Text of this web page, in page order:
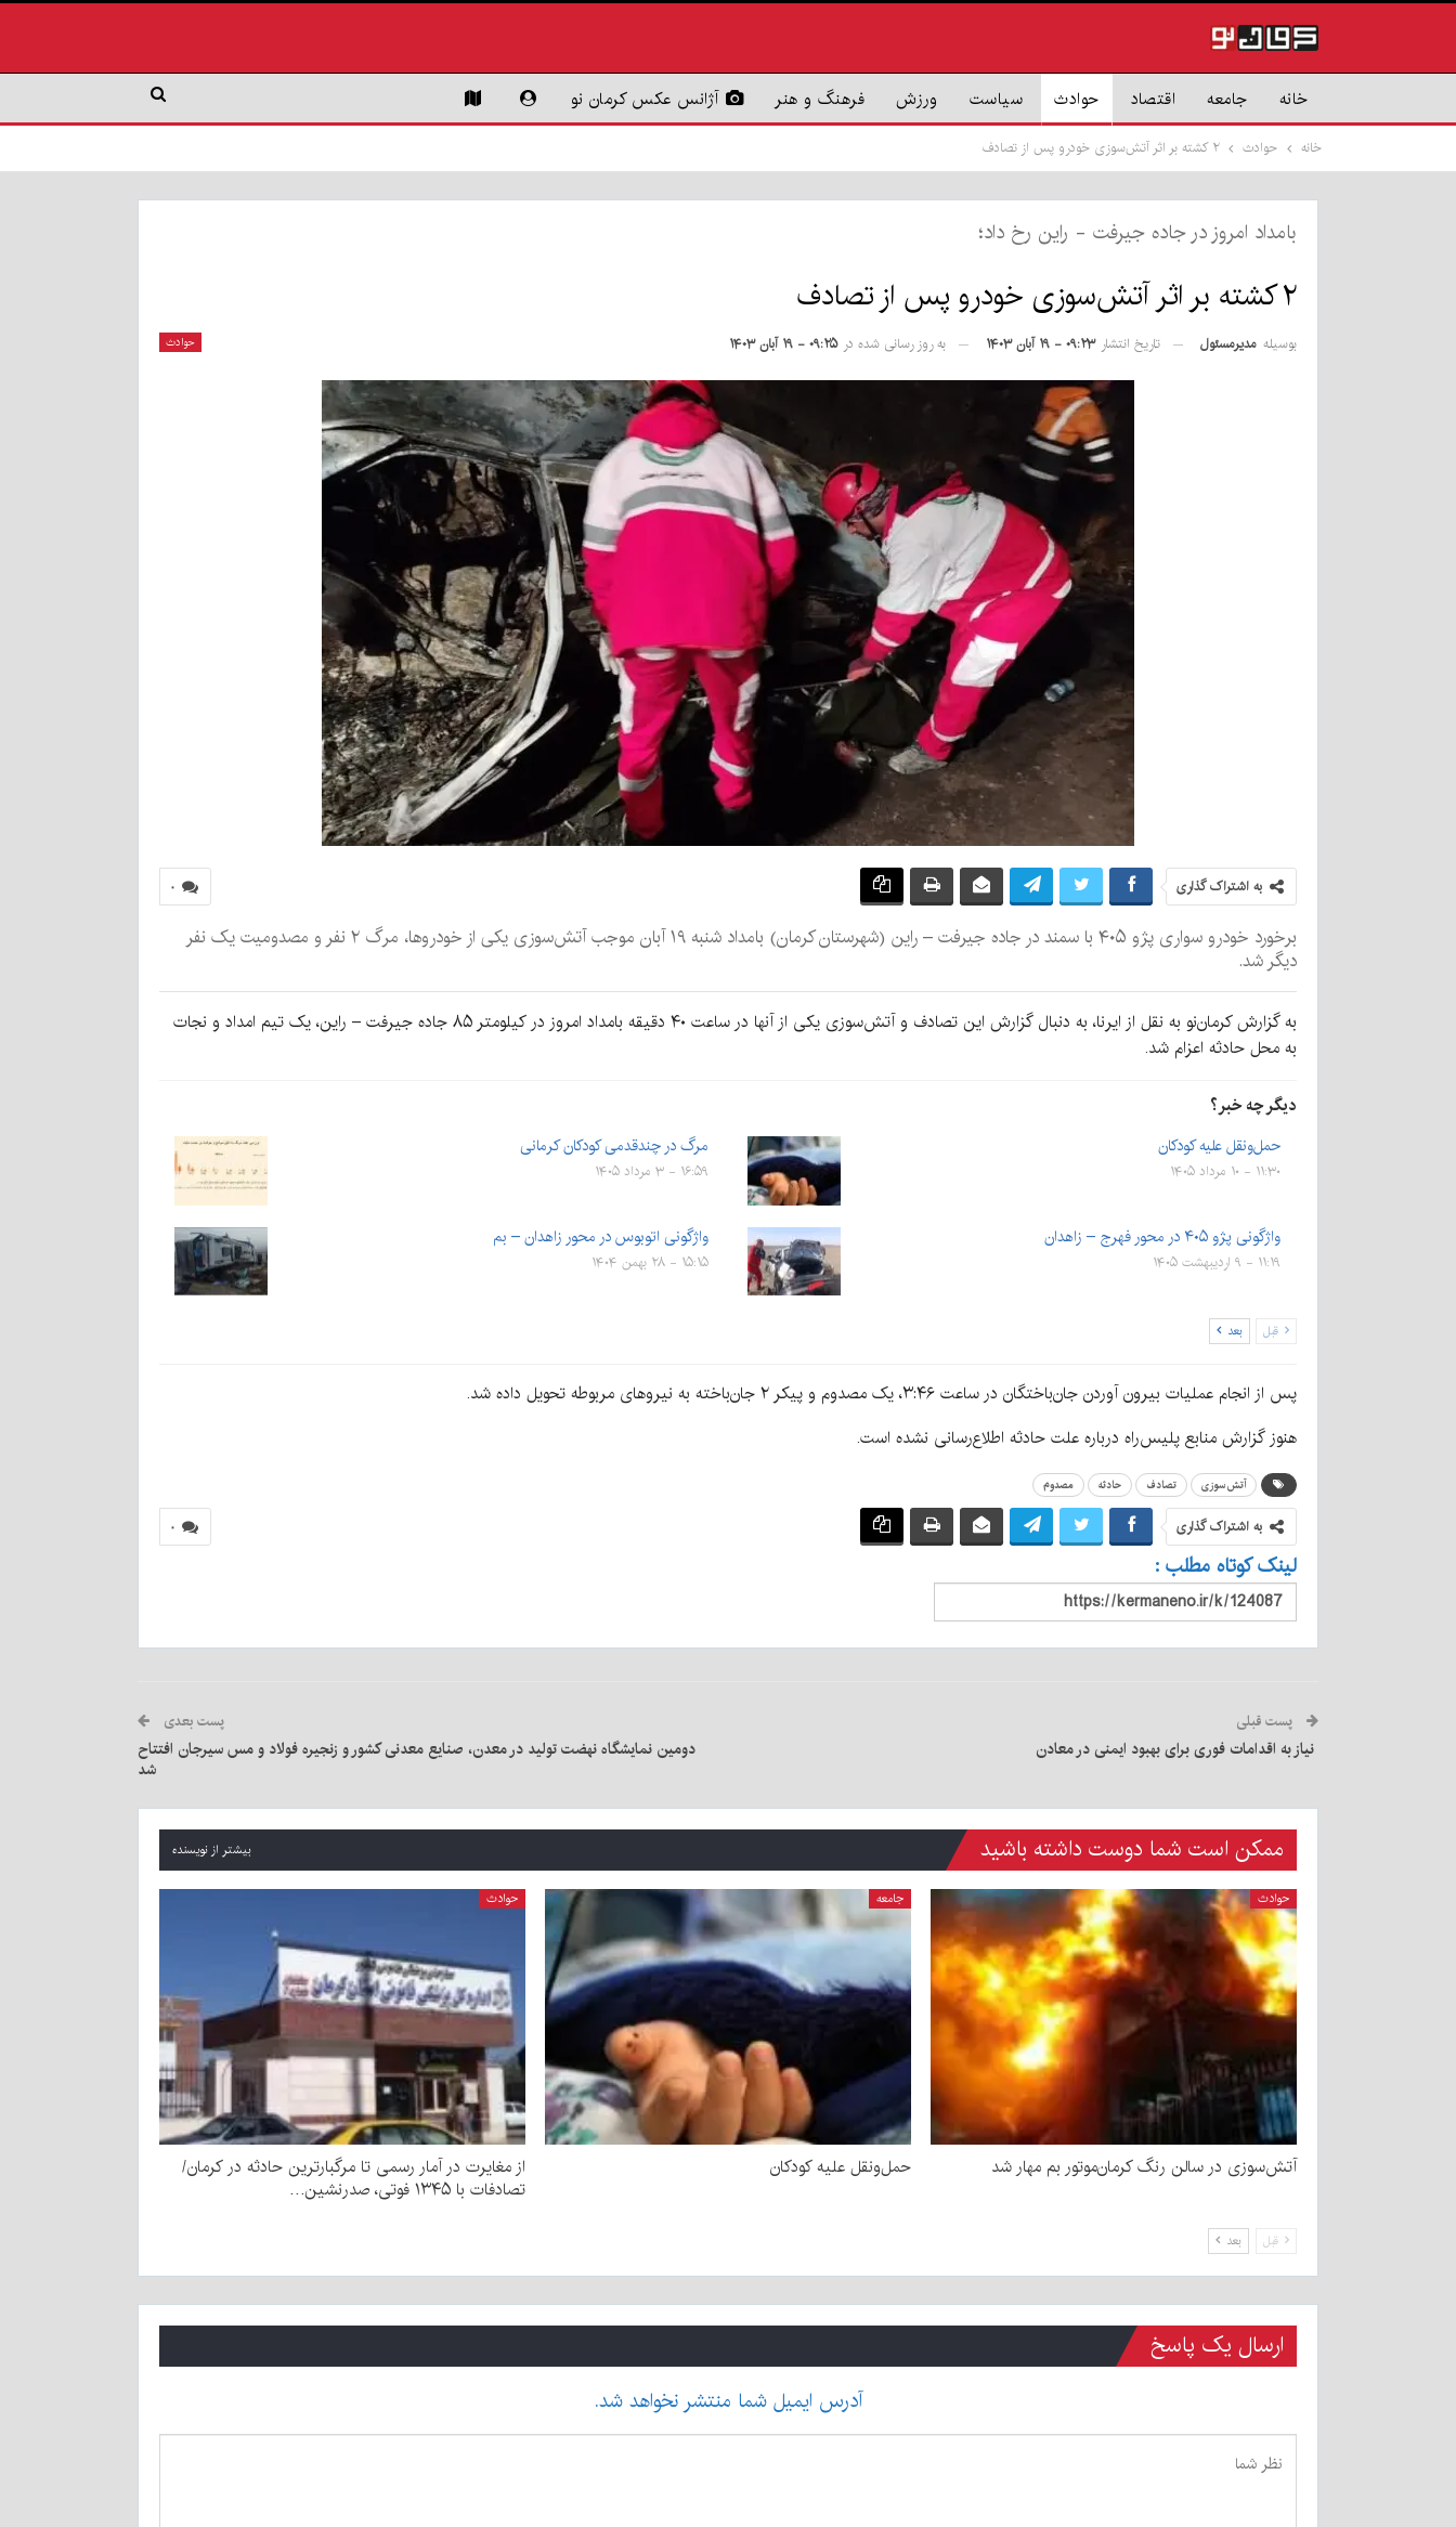
خانه جامعه اقتصاد حوادث سیاست ورزش فرهنگ و هنر آژانس عکس کرمان نو
خانه حوادث ۲ کشته بر اثر آتش‌سوزی خودرو پس از تصادف
بامداد امروز در جاده جیرفت - راین رخ داد؛
۲ کشته بر اثر آتش‌سوزی خودرو پس از تصادف
حوادث بوسیله مدیرمسئول تاریخ انتشار ۰۹:۲۳ - ۱۹ آبان ۱۴۰۳ به روز رسانی شده در ۰۹:۲۵ - ۱۹ آبان ۱۴۰۳
۰ به اشتراک گذاری
برخورد خودرو سواری پژو ۴۰۵ با سمند در جاده جیرفت – راین (شهرستان کرمان) بامداد شنبه ۱۹ آبان موجب آتش‌سوزی یکی از خودروها، مرگ ۲ نفر و مصدومیت یک نفر
دیگر شد.
به گزارش کرمان‌نو به نقل از ایرنا، به دنبال گزارش این تصادف و آتش‌سوزی یکی از آنها در ساعت ۴۰ دقیقه بامداد امروز در کیلومتر ۸۵ جاده جیرفت – راین، یک تیم امداد و نجات
به محل حادثه اعزام شد.
دیگر چه خبر؟
حمل‌ونقل علیه کودکان
۱۱:۳۰ - ۱۰ مرداد ۱۴۰۵
مرگ در چندقدمی کودکان کرمانی
۱۶:۵۹ - ۳ مرداد ۱۴۰۵
واژگونی پژو ۴۰۵ در محور فهرج – زاهدان
۱۱:۱۹ - ۹ اردیبهشت ۱۴۰۵
واژگونی اتوبوس در محور زاهدان – بم
۱۵:۱۵ - ۲۸ بهمن ۱۴۰۴
قبل بعد
پس از انجام عملیات بیرون آوردن جان‌باختگان در ساعت ۳:۴۶، یک مصدوم و پیکر ۲ جان‌باخته به نیروهای مربوطه تحویل داده شد.
هنوز گزارش منابع پلیس‌راه درباره علت حادثه اطلاع‌رسانی نشده است.
آتش‌سوزی تصادف حادثه مصدوم
۰ به اشتراک گذاری
لینک کوتاه مطلب :
پست قبلی
نیاز به اقدامات فوری برای بهبود ایمنی در معادن
پست بعدی
دومین نمایشگاه نهضت تولید در معدن، صنایع معدنی کشور و زنجیره فولاد و مس سیرجان افتتاح
شد
ممکن است شما دوست داشته باشید بیشتر از نویسنده
حوادث
آتش‌سوزی در سالن رنگ کرمان‌موتور بم مهار شد
جامعه
حمل‌ونقل علیه کودکان
حوادث
از مغایرت در آمار رسمی تا مرگبارترین حادثه در کرمان/
تصادفات با ۱۳۴۵ فوتی، صدرنشین…
قبل بعد
ارسال یک پاسخ
آدرس ایمیل شما منتشر نخواهد شد.